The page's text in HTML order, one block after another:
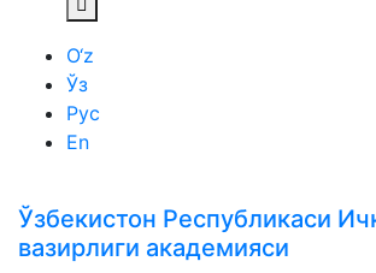
O‘z
Ўз
Рус
En
Ўзбекистон Республикаси
вазирлиги академияси